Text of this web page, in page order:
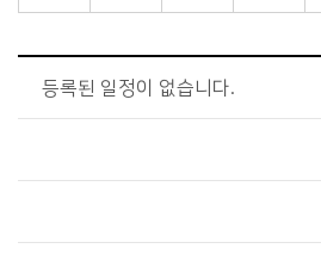
등록된 일정이 없습니다.